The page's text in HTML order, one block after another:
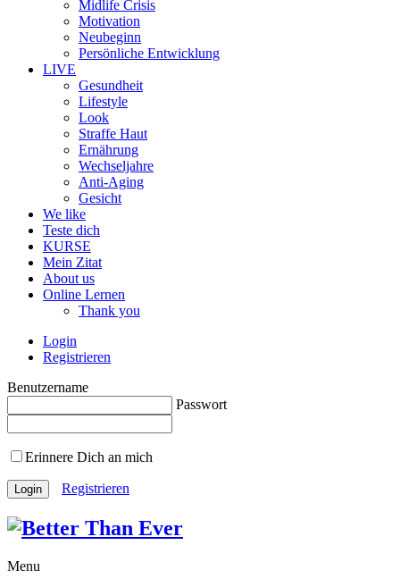
Midlife Crisis
Motivation
Neubeginn
Persönliche Entwicklung
LIVE
Gesundheit
Lifestyle
Look
Straffe Haut
Ernährung
Wechseljahre
Anti-Aging
Gesicht
We like
Teste dich
KURSE
Mein Zitat
About us
Online Lernen
Thank you
Login
Registrieren
Benutzername
Passwort
Erinnere Dich an mich
Registrieren
Menu